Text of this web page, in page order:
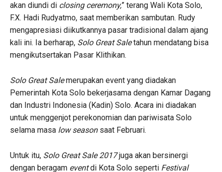
akan diundi di closing ceremony,” terang Wali Kota Solo,
F.X. Hadi Rudyatmo, saat memberikan sambutan. Rudy
mengapresiasi diikutkannya pasar tradisional dalam ajang
kali ini. Ia berharap, Solo Great Saletahun mendatang bisa
mengikutsertakan Pasar Klithikan.
Solo Great Salemerupakan event yang diadakan
Pemerintah Kota Solo bekerjasama dengan Kamar Dagang
dan Industri Indonesia (Kadin) Solo. Acara ini diadakan
untuk menggenjot perekonomian dan pariwisata Solo
selama masa low seasonsaat Februari.
Untuk itu, Solo Great Sale 2017juga akan bersinergi
dengan beragam eventdi Kota Solo seperti Festival